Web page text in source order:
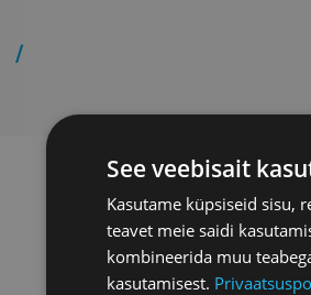
Anna Gramberg
Anna on töötanud
Organisatsioonide töötajatel
See veebisait
Kasutame küpsiseid sisu,
teavet meie saidi
kombineerida muu
kasutamisest.